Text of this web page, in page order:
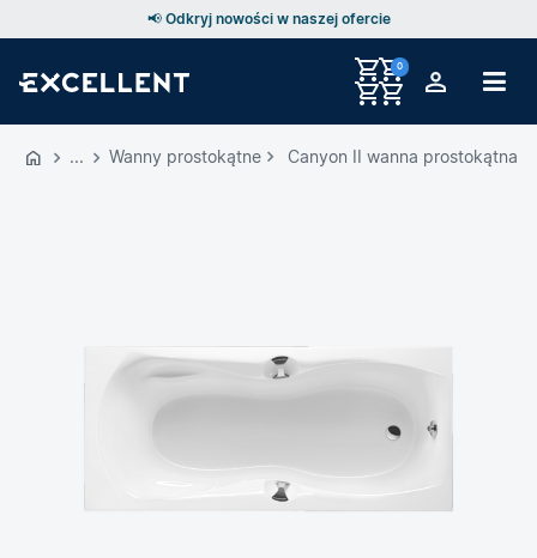
WYSZUKIWARKI
📢 Odkryj nowości w naszej ofercie
0
Wanny prostokątne Canyon II wanna prostokątna